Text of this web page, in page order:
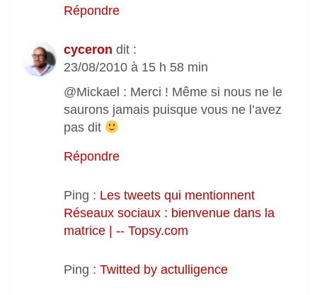
Répondre
cyceron dit :
23/08/2010 à 15 h 58 min
@Mickael : Merci ! Même si nous ne le
saurons jamais puisque vous ne l’avez
pas dit
Répondre
Ping : Les tweets qui mentionnent
Réseaux sociaux : bienvenue dans la
matrice | -- Topsy.com
Ping : Twitted by actulligence